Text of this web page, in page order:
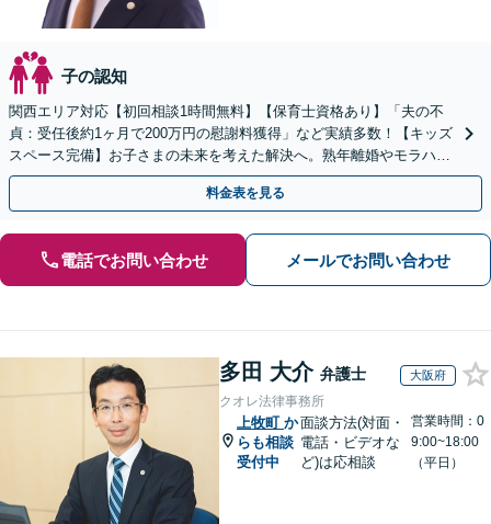
子の認知
関西エリア対応【初回相談1時間無料】【保育士資格あり】「夫の不
貞：受任後約1ヶ月で200万円の慰謝料獲得」など実績多数！【キッズ
スペース完備】お子さまの未来を考えた解決へ。熟年離婚やモラハラ
のご相談多数【Web面談・電話相談・夜間相談OK】
料金表を見る
電話でお問い合わせ メールでお問い合わせ
多田 大介 弁護士 大阪府
クオレ法律事務所
上牧町 か
らも相談
受付中
面談方法(対面・
電話・ビデオな
ど)は応相談
営業時間：0
9:00~18:00
（平日）